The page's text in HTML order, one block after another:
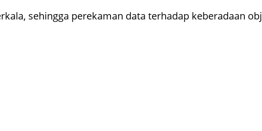
sehingga perekaman data terhadap keberadaan